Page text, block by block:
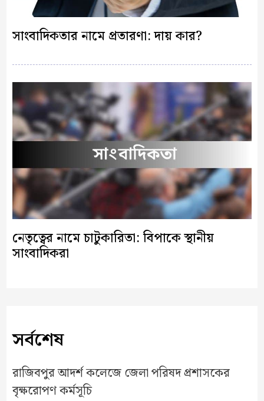
সাংবাদিকতার নামে প্রতারণা: দায় কার?
নেতৃত্বের নামে চাটুকারিতা: বিপাকে স্থানীয়
সাংবাদিকরা
সর্বশেষ
রাজিবপুর আদর্শ কলেজে জেলা পরিষদ প্রশাসকের
বৃক্ষরোপণ কর্মসূচি